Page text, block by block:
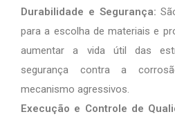
Durabilidade e Segurança:
para a escolha de materiais e
aumentar a vida útil das
segurança contra a
mecanismo agressivos.
Execução e Controle de